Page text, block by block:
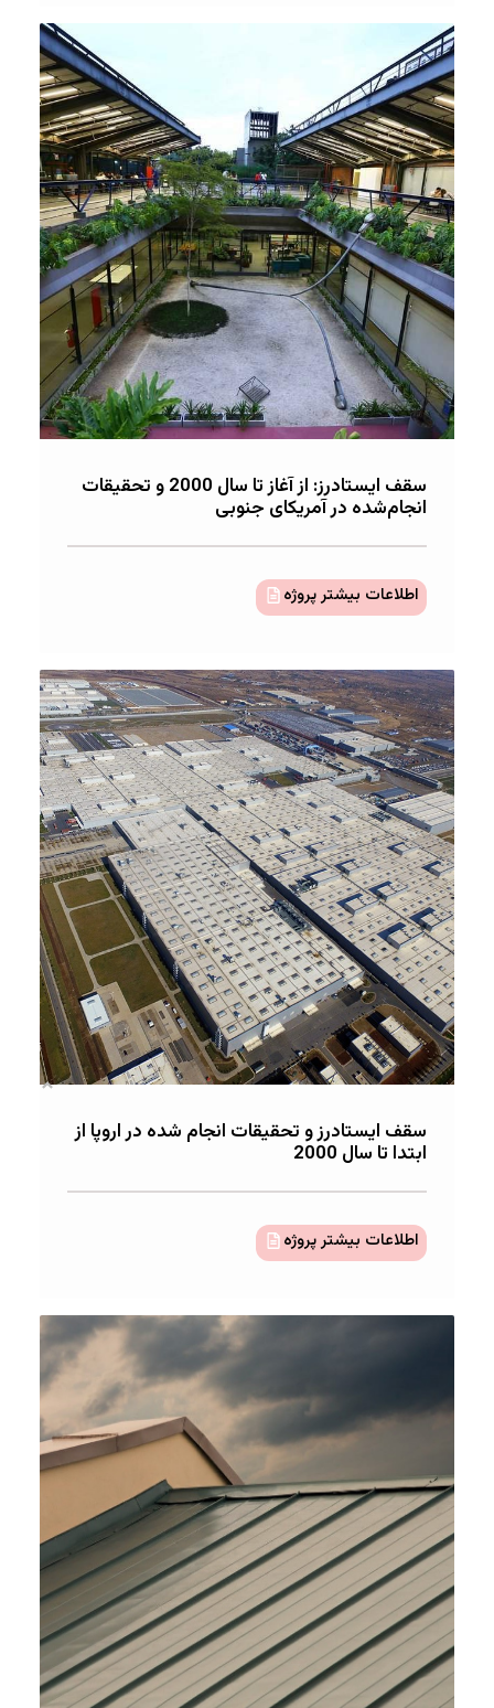
سقف ایستادرز: از آغاز تا سال 2000 و تحقیقات
انجام‌شده در آمریکای جنوبی
اطلاعات بیشتر پروژه
سقف ایستادرز و تحقیقات انجام شده در اروپا از
ابتدا تا سال 2000
اطلاعات بیشتر پروژه